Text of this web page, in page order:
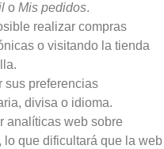
o Mis pedidos.
realizar compras
o visitando la tienda
sus preferencias
divisa o idioma.
analíticas web sobre
que dificultará que la web